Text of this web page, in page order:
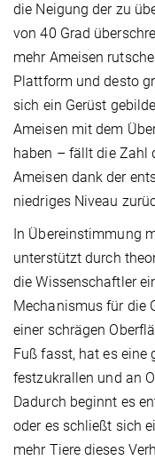
die Neigung der zu
von 40 Grad
mehr Ameisen
Plattform und desto
sich ein Gerüst
Ameisen mit dem
haben – fällt die Zahl
Ameisen dank der
niedriges Niveau
In Übereinstimmung
unterstützt durch
die Wissenschaftler
Mechanismus für die
einer schrägen
Fuß fasst, hat es eine
festzukrallen und an
Dadurch beginnt es
oder es schließt sich
mehr Tiere dieses